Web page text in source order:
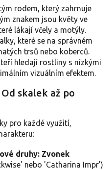
a
c
í
p
r
v
k
y
ý
s
u
rodem, který zahrnuje
znakem jsou květy ve
lákají včely a motýly.
které se na správném
trsů nebo koberců.
hledají rostliny s nízkými
vizuálním efektem.
skalek až po
pro každé využití,
druhy: Zvonek
nebo 'Catharina Impr')